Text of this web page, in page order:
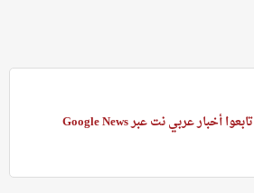
تابعوا أخبار عربي نت عبر Google News